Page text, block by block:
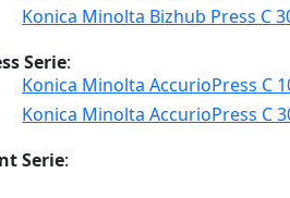
Konica Minolta Bizhub Press C
Serie:
Konica Minolta AccurioPress C
Konica Minolta AccurioPress C
Serie: